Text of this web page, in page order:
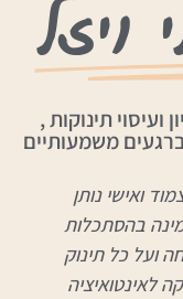
ויזל
תינוקות ,
משמעותיים
ואישי נותן
בהסתכלות
ועל כל תינוק
לאינטואיציה